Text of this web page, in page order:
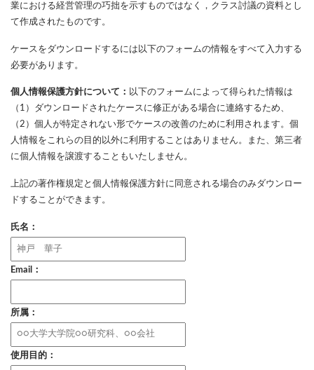
業における経営管理の巧拙を示すものではなく，クラス討議の資料とし
て作成されたものです。
ケースをダウンロードするには以下のフォームの情報をすべて入力する
必要があります。
個人情報保護方針について： 以下のフォームによって得られた情報は
（1）ダウンロードされたケースに修正がある場合に連絡するため、
（2）個人が特定されない形でケースの改善のために利用されます。個
人情報をこれらの目的以外に利用することはありません。また、第三者
に個人情報を譲渡することもいたしません。
上記の著作権規定と個人情報保護方針に同意される場合のみダウンロー
ドすることができます。
氏名：
Email：
所属：
使用目的：